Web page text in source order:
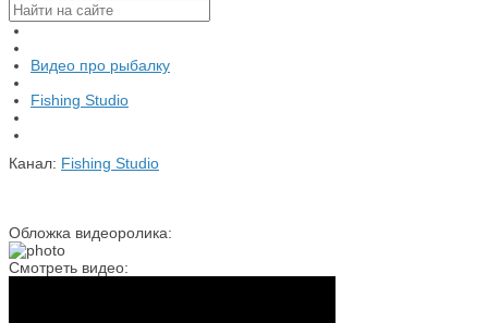
Видео про рыбалку
Fishing Studio
Канал: Fishing Studio
Обложка видеоролика:
Смотреть видео: